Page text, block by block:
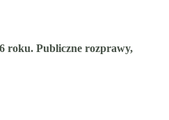
roku. Publiczne rozprawy,